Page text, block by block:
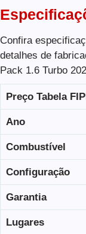
Confira
detalhes de
Pack 1.6 Turbo
Preço Tabela
Ano
Combustível
Configuração
Garantia
Lugares